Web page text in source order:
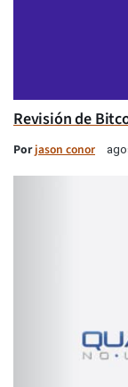
Revisión de
Porjason conor